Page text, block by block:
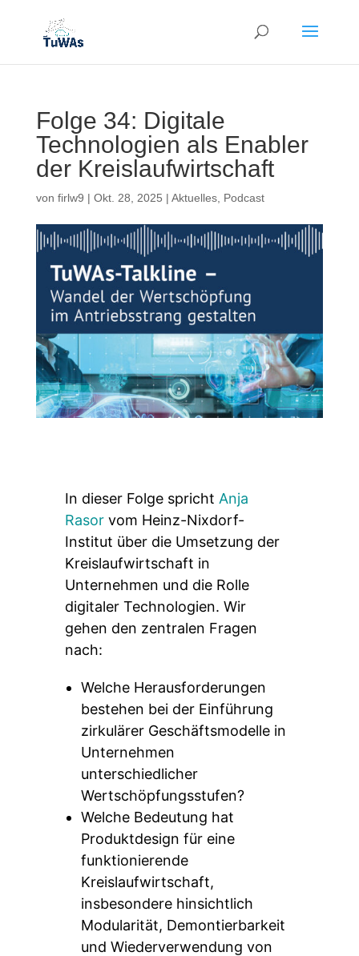
Folge 34: Digitale
Technologien als Enabler
der Kreislaufwirtschaft
von firlw9 | Okt. 28, 2025 | Aktuelles, Podcast
In dieser Folge spricht Anja
Rasorvom Heinz-Nixdorf-
Institut über die Umsetzung der
Kreislaufwirtschaft in
Unternehmen und die Rolle
digitaler Technologien. Wir
gehen den zentralen Fragen
nach:
Welche Herausforderungen
bestehen bei der Einführung
zirkulärer Geschäftsmodelle in
Unternehmen
unterschiedlicher
Wertschöpfungsstufen?
Welche Bedeutung hat
Produktdesign für eine
funktionierende
Kreislaufwirtschaft,
insbesondere hinsichtlich
Modularität, Demontierbarkeit
und Wiederverwendung von